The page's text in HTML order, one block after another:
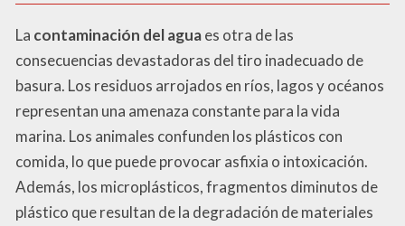
La contaminación del aguaes otra de las
consecuencias devastadoras del tiro inadecuado de
basura. Los residuos arrojados en ríos, lagos y océanos
representan una amenaza constante para la vida
marina. Los animales confunden los plásticos con
comida, lo que puede provocar asfixia o intoxicación.
Además, los microplásticos, fragmentos diminutos de
plástico que resultan de la degradación de materiales